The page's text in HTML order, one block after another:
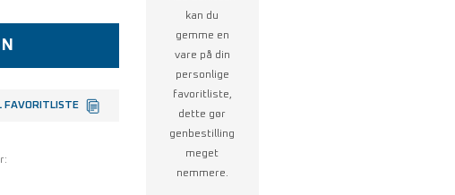
FAVORITLISTE
kan du
gemme en
vare på din
personlige
favoritliste,
dette gør
genbestilling
meget
nemmere.